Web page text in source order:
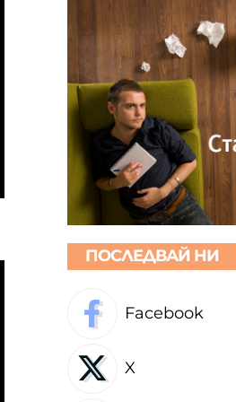
ПОСЛЕДВАЙ НИ
Facebook
X